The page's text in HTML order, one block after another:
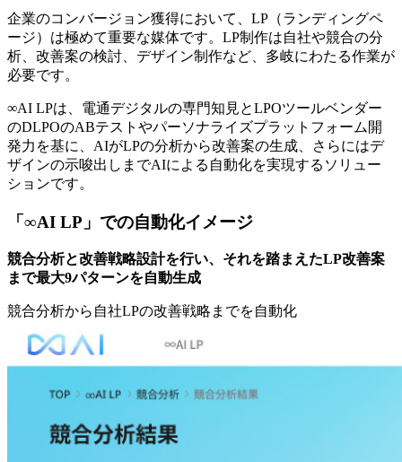
企業のコンバージョン獲得において、LP（ランディングペ
ージ）は極めて重要な媒体です。LP制作は自社や競合の分
析、改善案の検討、デザイン制作など、多岐にわたる作業が
必要です。
∞AI LPは、電通デジタルの専門知見とLPOツールベンダー
のDLPOのABテストやパーソナライズプラットフォーム開
発力を基に、AIがLPの分析から改善案の生成、さらにはデ
ザインの示唆出しまでAIによる自動化を実現するソリュー
ションです。
「∞AI LP」での自動化イメージ
競合分析と改善戦略設計を行い、それを踏まえたLP改善案
まで最大9パターンを自動生成
競合分析から自社LPの改善戦略までを自動化